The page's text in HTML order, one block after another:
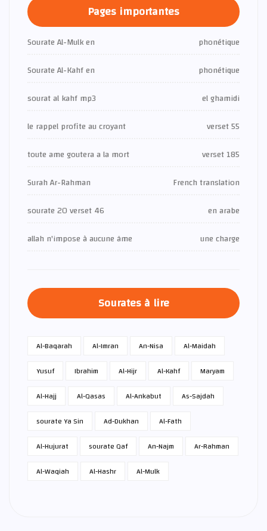
Pages importantes
Sourate Al-Mulk en
phonétique
Sourate Al-Kahf en
phonétique
sourat al kahf mp3
el ghamidi
le rappel profite au croyant
verset 55
toute ame goutera a la mort
verset 185
Surah Ar-Rahman
French translation
sourate 20 verset 46
en arabe
allah n'impose à aucune âme
une charge
Sourates à lire
Al-Baqarah Al-Imran An-Nisa
Al-Maidah
Yusuf
Ibrahim Al-Hijr Al-Kahf
Maryam
Al-Hajj
Al-Qasas Al-Ankabut
As-Sajdah
sourate Ya Sin
Ad-Dukhan
Al-Fath
Al-Hujurat
sourate Qaf An-Najm
Ar-Rahman
Al-Waqiah
Al-Hashr Al-Mulk